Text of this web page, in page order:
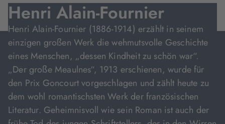
Henri Alain-Fournier
Henri Alain-Fournier (1886-1914) erzählt in seinem
einzigen großen Werk die wehmutsvolle Geschichte
eines Menschen, „dessen Kindheit zu schön war“.
„Der große Meaulnes“, 1913 erschienen, wurde für
den Prix Goncourt vorgeschlagen und zählt heute zu
dem wohl romantischsten Werk der französischen
Literatur. Geheimnisvoll wie sein Roman ist auch der